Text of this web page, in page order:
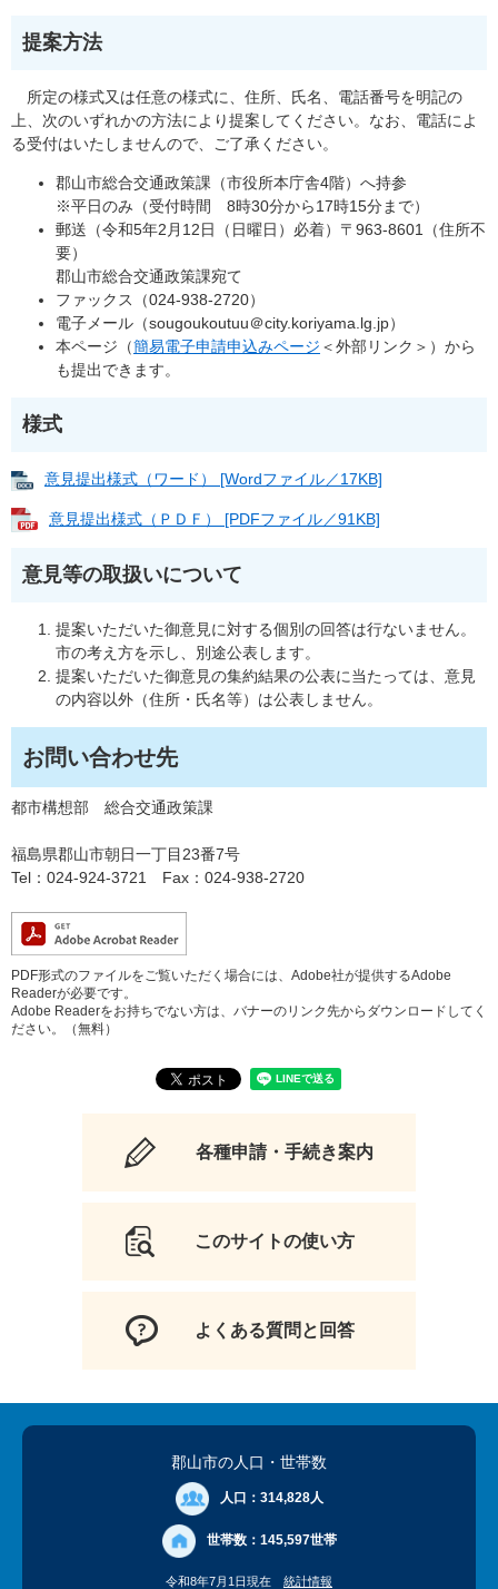
提案方法
所定の様式又は任意の様式に、住所、氏名、電話番号を明記の
上、次のいずれかの方法により提案してください。なお、電話によ
る受付はいたしませんので、ご了承ください。
郡山市総合交通政策課（市役所本庁舎4階）へ持参
※平日のみ（受付時間 8時30分から17時15分まで）
郵送（令和5年2月12日（日曜日）必着）〒963-8601（住所不
要）
郡山市総合交通政策課宛て
ファックス（024-938-2720）
電子メール（sougoukoutuu＠city.koriyama.lg.jp）
本ページ（簡易電子申請申込みページ ＜外部リンク＞ ）から
も提出できます。
様式
意見提出様式（ワード） [Wordファイル／17KB]
意見提出様式（ＰＤＦ） [PDFファイル／91KB]
意見等の取扱いについて
提案いただいた御意見に対する個別の回答は行ないません。
市の考え方を示し、別途公表します。
提案いただいた御意見の集約結果の公表に当たっては、意見
の内容以外（住所・氏名等）は公表しません。
お問い合わせ先
都市構想部 総合交通政策課
福島県郡山市朝日一丁目23番7号
Tel：024-924-3721 Fax：024-938-2720
PDF形式のファイルをご覧いただく場合には、Adobe社が提供するAdobe
Readerが必要です。
Adobe Readerをお持ちでない方は、バナーのリンク先からダウンロードしてく
ださい。（無料）
各種申請・手続き案内
このサイトの使い方
よくある質問と回答
郡山市の人口 ・世帯数
人口： 314,828人
世帯数： 145,597世帯
令和8年7月1日現在 統計情報